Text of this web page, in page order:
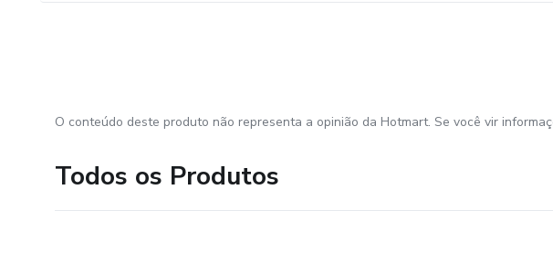
O conteúdo deste produto não representa a opinião da Hotmart. Se você vir
Todos os Produtos